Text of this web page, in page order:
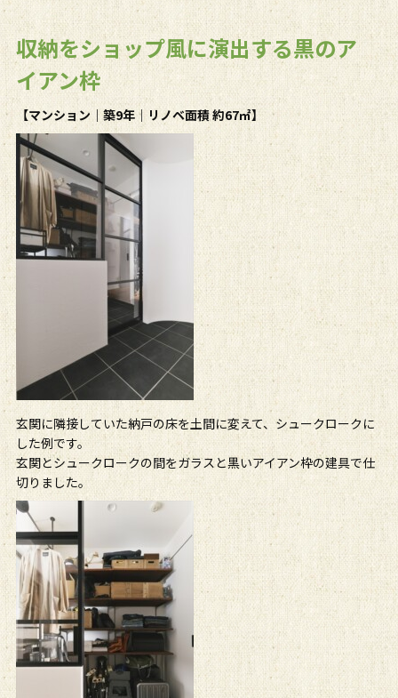
収納をショップ風に演出する黒のア
イアン枠
【マンション｜築9年｜リノベ面積 約67㎡】
玄関に隣接していた納戸の床を土間に変えて、シュークロークに
した例です。
玄関とシュークロークの間をガラスと黒いアイアン枠の建具で仕
切りました。